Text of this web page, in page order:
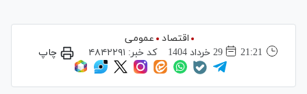
اقتصاد
عمومی
21:21
29 خرداد 1404 کد خبر: ۴۸۴۲۲۹۱ چاپ